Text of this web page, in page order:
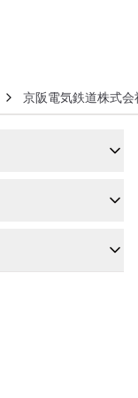
京阪電気鉄道株式会